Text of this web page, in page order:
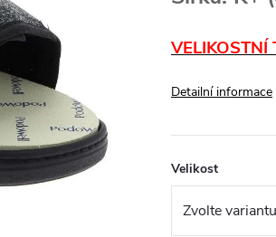
VELIKOSTNÍ
Detailní informace
Velikost